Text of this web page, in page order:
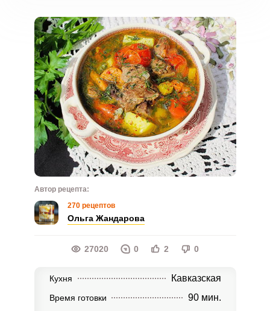
Автор рецепта:
270 рецептов
Ольга Жандарова
27020 0 2 0
Кухня Кавказская
Время готовки 90 мин.